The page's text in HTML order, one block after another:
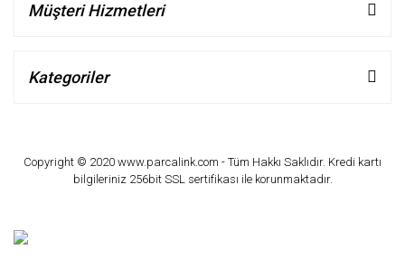
Müşteri Hizmetleri
Kategoriler
Copyright © 2020 www.parcalink.com - Tüm Hakkı Saklıdır. Kredi kartı
bilgileriniz 256bit SSL sertifikası ile korunmaktadır.